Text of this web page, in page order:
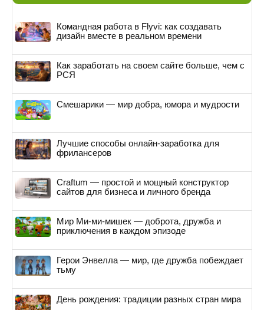
Командная работа в Flyvi: как создавать
дизайн вместе в реальном времени
Как заработать на своем сайте больше, чем с
РСЯ
Смешарики — мир добра, юмора и мудрости
Лучшие способы онлайн-заработка для
фрилансеров
Craftum — простой и мощный конструктор
сайтов для бизнеса и личного бренда
Мир Ми-ми-мишек — доброта, дружба и
приключения в каждом эпизоде
Герои Энвелла — мир, где дружба побеждает
тьму
День рождения: традиции разных стран мира